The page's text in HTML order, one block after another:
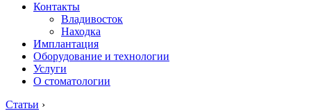
Контакты
Владивосток
Находка
Имплантация
Оборудование и технологии
Услуги
О стоматологии
Статьи ›